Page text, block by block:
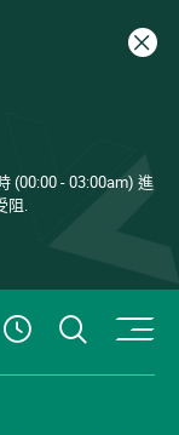
關閉
(00:00 - 03:00am) 進
阻.
開特別公告
查看開放時
打開